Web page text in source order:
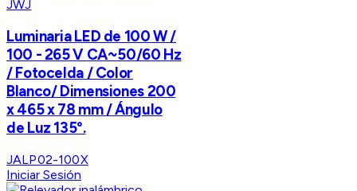
JWJ
Luminaria LED de 100 W /
100 - 265 V CA~50/60 Hz
/ Fotocelda / Color
Blanco/ Dimensiones 200
x 465 x 78 mm / Ángulo
de Luz 135°.
JALP02-100X
Iniciar Sesión